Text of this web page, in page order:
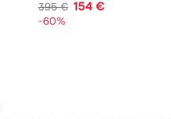
395 € 154 €
-60%